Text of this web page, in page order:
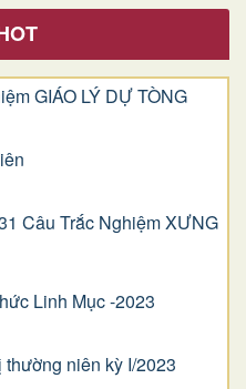
GIÁO LÝ DỰ TÒNG
Câu Trắc Nghiệm XƯNG
Linh Mục -2023
niên kỳ I/2023